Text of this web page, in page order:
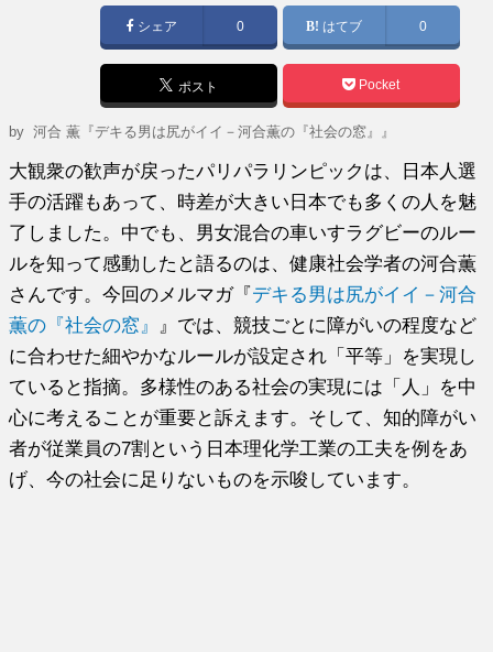
シェア 0 はてブ 0
ポスト Pocket
by河合 薫『デキる男は尻がイイ－河合薫の『社会の窓』』
大観衆の歓声が戻ったパリパラリンピックは、日本人選
手の活躍もあって、時差が大きい日本でも多くの人を魅
了しました。中でも、男女混合の車いすラグビーのルー
ルを知って感動したと語るのは、健康社会学者の河合薫
さんです。今回のメルマガ『デキる男は尻がイイ－河合
薫の『社会の窓』
』では、競技ごとに障がいの程度など
に合わせた細やかなルールが設定され「平等」を実現し
ていると指摘。多様性のある社会の実現には「人」を中
心に考えることが重要と訴えます。そして、知的障がい
者が従業員の7割という日本理化学工業の工夫を例をあ
げ、今の社会に足りないものを示唆しています。